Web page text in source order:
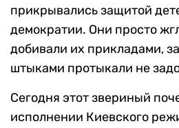
прикрывались защитой
демократии. Они просто
добивали их прикладами,
штыками протыкали не
Сегодня этот звериный
исполнении Киевского